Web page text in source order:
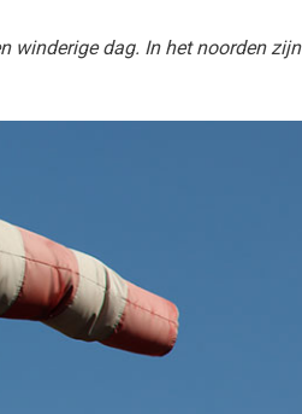
winderige dag. In het noorden zijn